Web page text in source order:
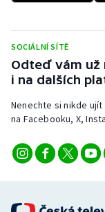
SOCIÁLNÍ SÍTĚ
Odteď vám už
i na dalších
Nenechte si nikde
na Facebooku, X,